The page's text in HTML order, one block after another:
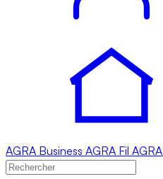
AGRA Business AGRA Fil AGRA